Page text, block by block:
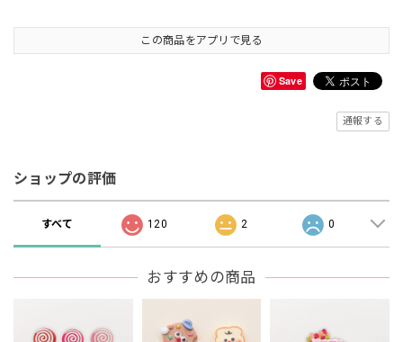
この商品をアプリで見る
Save
通報する
ショップの評価
すべて 120 2 0
おすすめの商品